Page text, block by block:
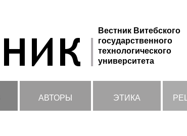
Вестник Витебского
государственного
технологического
университета
АВТОРЫ ЭТИКА